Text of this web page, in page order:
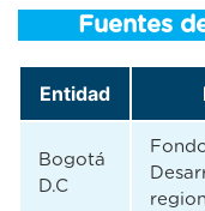
Fuentes
Entidad
Bogotá
D.C